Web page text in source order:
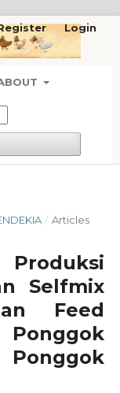
Login
/ Articles
Produksi
Selfmix
Feed